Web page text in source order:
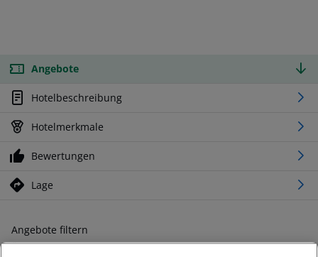
Angebote
Hotelbeschreibung
Hotelmerkmale
Bewertungen
Lage
Angebote filtern
Ändern Sie Ihre Kriterien nach Ihren Wünschen